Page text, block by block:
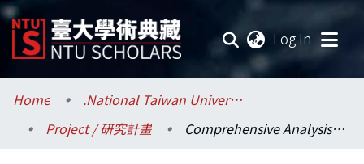
Log In
Communities & Collections
Research Outputs
Home
.National Taiwan University / 國立臺灣大學
Project / 研究計畫
Comprehensive Analysis of Adipose-Derived Mesenchymal Stem Cells in Treating Corneal Neuroinflammation: Investigating Underlying Mechanism, Production Optimization and Effective Protocols